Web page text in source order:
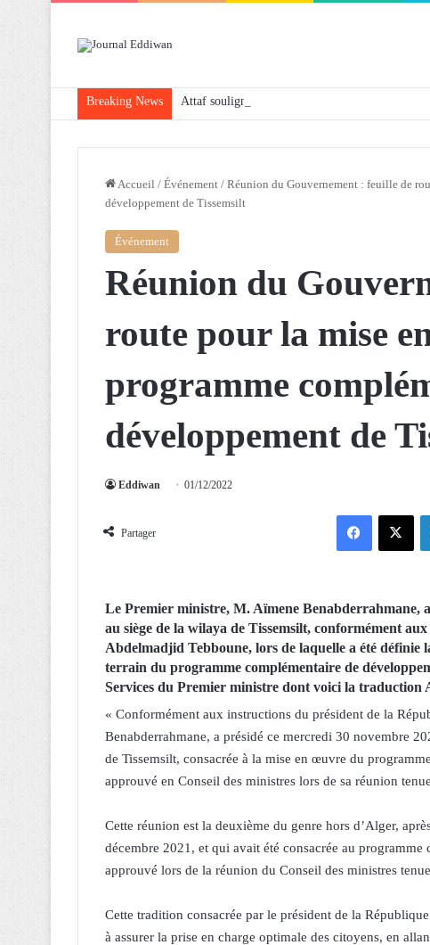
Breaking News Attaf souligne les priorités que l’Algérie
Accueil / Événement / Réunion du Gouvernement : feuille de
développement de Tissemsilt
Événement
Réunion du
route pour la mise
programme
développement de
Eddiwan 01/12/2022
Partager
Facebook X
Le Premier ministre, M. Aïmene Benabderrahmane,
au siège de la wilaya de Tissemsilt, conformément
Abdelmadjid Tebboune, lors de laquelle a été
terrain du programme complémentaire de
Services du Premier ministre dont voici la traduction
« Conformément aux instructions du président de la
Benabderrahmane, a présidé ce mercredi 30 novembre
de Tissemsilt, consacrée à la mise en œuvre du
approuvé en Conseil des ministres lors de sa réunion
Cette réunion est la deuxième du genre hors d’Alger,
décembre 2021, et qui avait été consacrée au
approuvé lors de la réunion du Conseil des ministres
Cette tradition consacrée par le président de la
à assurer la prise en charge optimale des citoyens, en